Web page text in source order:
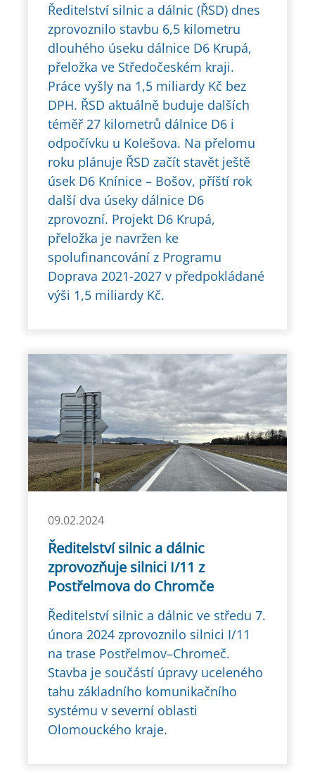
Ředitelství silnic a dálnic (ŘSD) dnes
zprovoznilo stavbu 6,5 kilometru
dlouhého úseku dálnice D6 Krupá,
přeložka ve Středočeském kraji.
Práce vyšly na 1,5 miliardy Kč bez
DPH. ŘSD aktuálně buduje dalších
téměř 27 kilometrů dálnice D6 i
odpočívku u Kolešova. Na přelomu
roku plánuje ŘSD začít stavět ještě
úsek D6 Knínice – Bošov, příští rok
další dva úseky dálnice D6
zprovozní. Projekt D6 Krupá,
přeložka je navržen ke
spolufinancování z Programu
Doprava 2021-2027 v předpokládané
výši 1,5 miliardy Kč.
09.02.2024
Ředitelství silnic a dálnic
zprovozňuje silnici I/11 z
Postřelmova do Chromče
Ředitelství silnic a dálnic ve středu 7.
února 2024 zprovoznilo silnici I/11
na trase Postřelmov–Chromeč.
Stavba je součástí úpravy uceleného
tahu základního komunikačního
systému v severní oblasti
Olomouckého kraje.